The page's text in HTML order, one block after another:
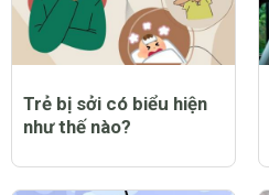
Trẻ bị sởi có biểu hiện
như thế nào?